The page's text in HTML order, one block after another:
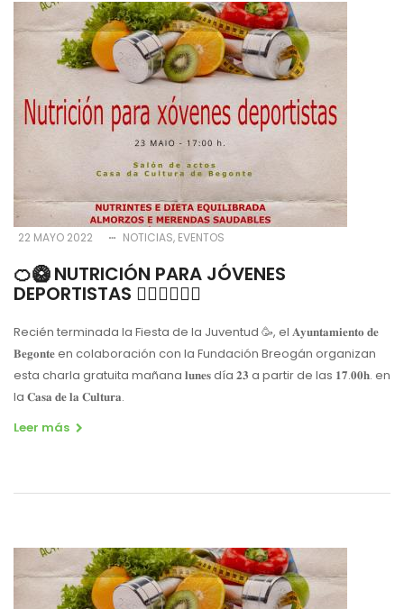
22 MAYO 2022 NOTICIAS EVENTOS
🍊🥝 NUTRICIÓN PARA JÓVENES
DEPORTISTAS 🤸‍♀️🏊‍♂️🚴‍♀️
Recién terminada la Fiesta de la Juventud 🥳, el 𝐀𝐲𝐮𝐧𝐭𝐚𝐦𝐢𝐞𝐧𝐭𝐨 𝐝𝐞
𝐁𝐞𝐠𝐨𝐧𝐭𝐞 en colaboración con la Fundación Breogán organizan
esta charla gratuita mañana 𝐥𝐮𝐧𝐞𝐬 día 𝟐𝟑 a partir de las 𝟏𝟕.𝟎𝟎𝐡. en
la 𝐂𝐚𝐬𝐚 𝐝𝐞 𝐥𝐚 𝐂𝐮𝐥𝐭𝐮𝐫𝐚.
Leer más